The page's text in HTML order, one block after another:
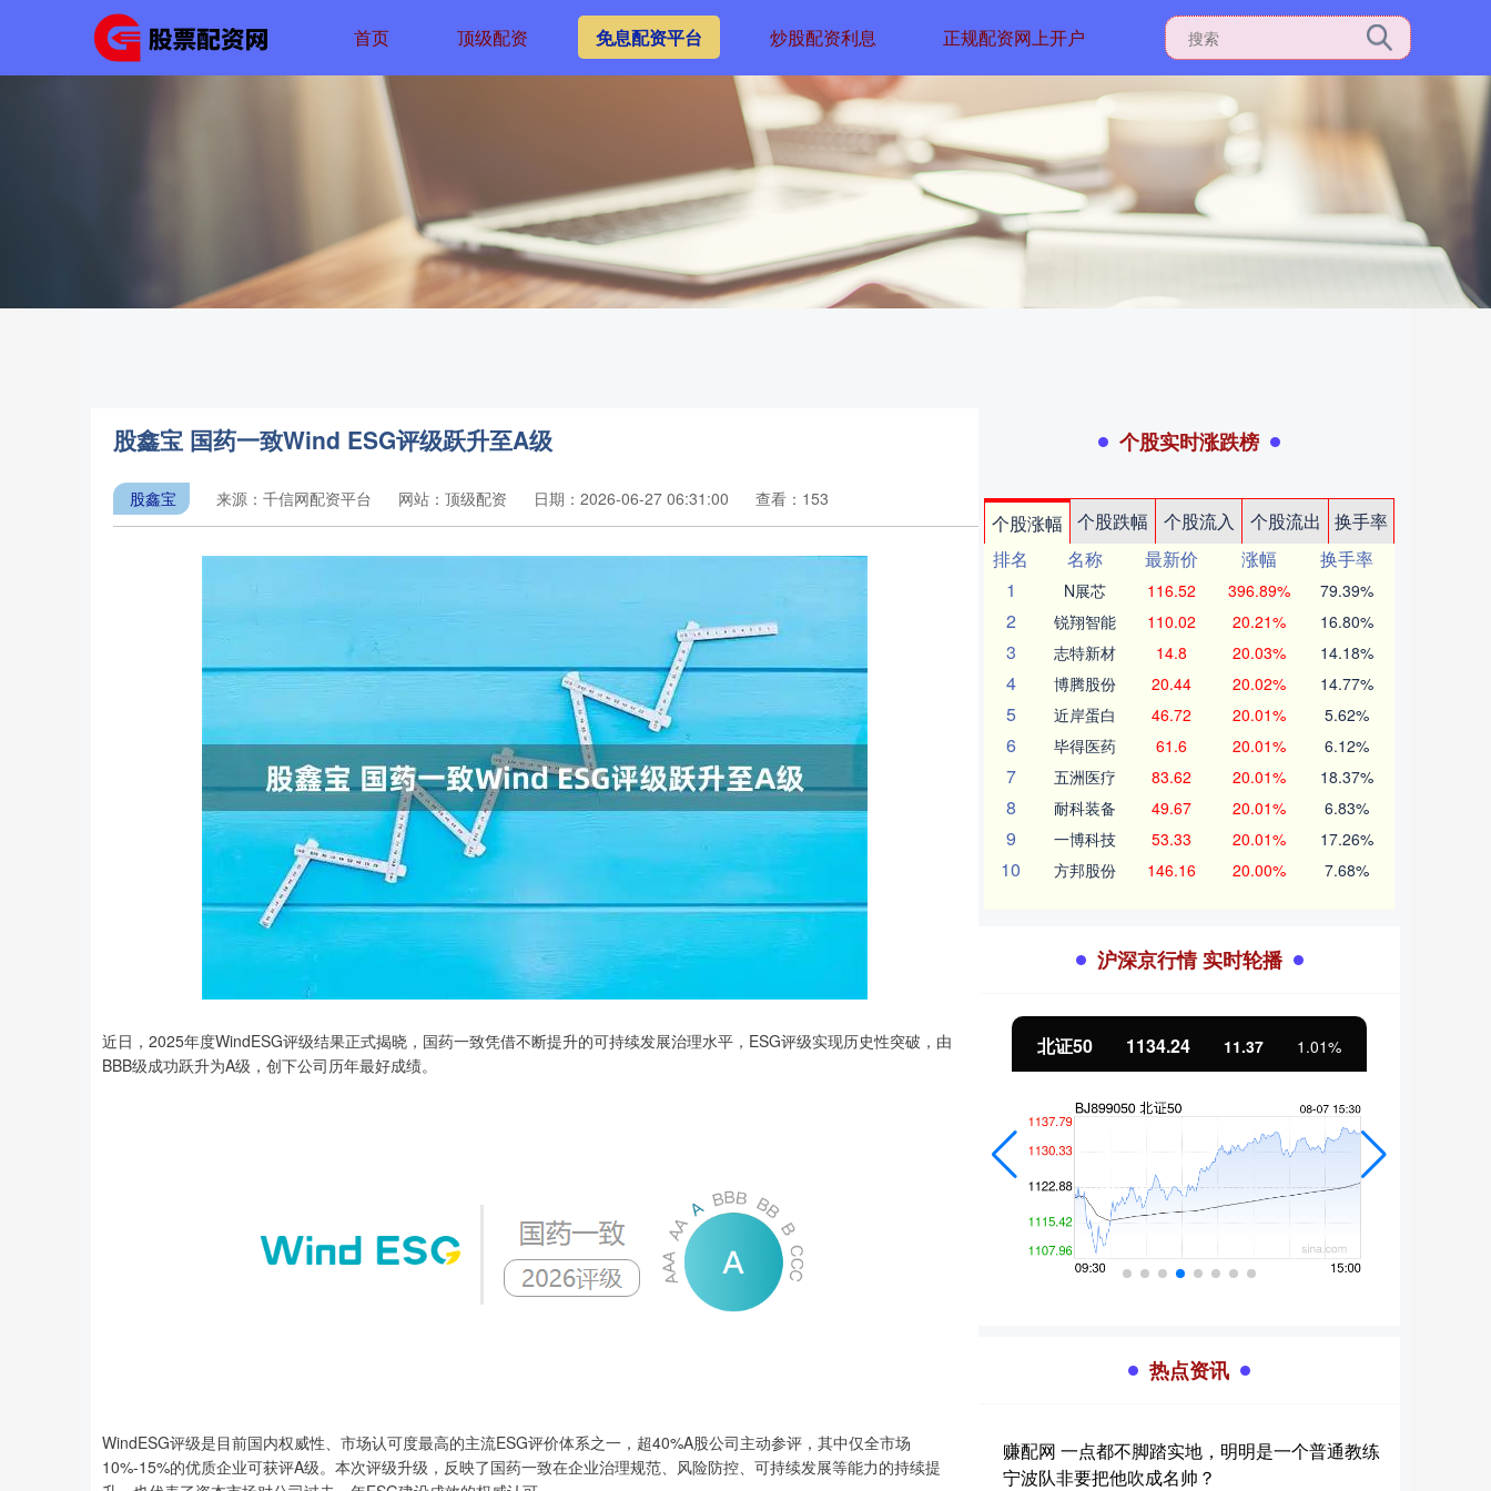
首页 顶级配资 免息配资平台 炒股配资利息 正规配资网上开户
股鑫宝 国药一致Wind ESG评级跃升至A级
股鑫宝 来源：千信网配资平台 网站：顶级配资 日期：2026-06-27 06:31:00 查看：153
近日，2025年度WindESG评级结果正式揭晓，国药一致凭借不断提升的可持续发展治理水平，ESG评级实现历史性突破，由
BBB级成功跃升为A级，创下公司历年最好成绩。
WindESG评级是目前国内权威性、市场认可度最高的主流ESG评价体系之一，超40%A股公司主动参评，其中仅全市场
10%-15%的优质企业可获评A级。本次评级升级，反映了国药一致在企业治理规范、风险防控、可持续发展等能力的持续提
个股实时涨跌榜
个股涨幅 个股跌幅 个股流入 个股流出
换手率
排名
名称 最新价 涨幅
换手率
1
N展芯 116.52 396.89% 79.39%
2 锐翔智能 110.02 20.21% 16.80%
3 志特新材 14.8 20.03% 14.18%
4 博腾股份 20.44 20.02% 14.77%
5 近岸蛋白 46.72 20.01% 5.62%
6 毕得医药 61.6 20.01% 6.12%
7 五洲医疗 83.62 20.01% 18.37%
8 耐科装备 49.67 20.01% 6.83%
9 一博科技 53.33 20.01% 17.26%
10 方邦股份 146.16 20.00% 7.68%
沪深京行情 实时轮播
深证成指 14311.01 200.89 1.42% 沪深300 4694.44 43.13 0.93% 北证50 1134.24 11.37 1.01%
热点资讯
赚配网 一点都不脚踏实地，明明是一个普通教练
宁波队非要把他吹成名帅？